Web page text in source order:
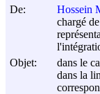
De:
Hossein
chargé
Objet:
dans le
dans la